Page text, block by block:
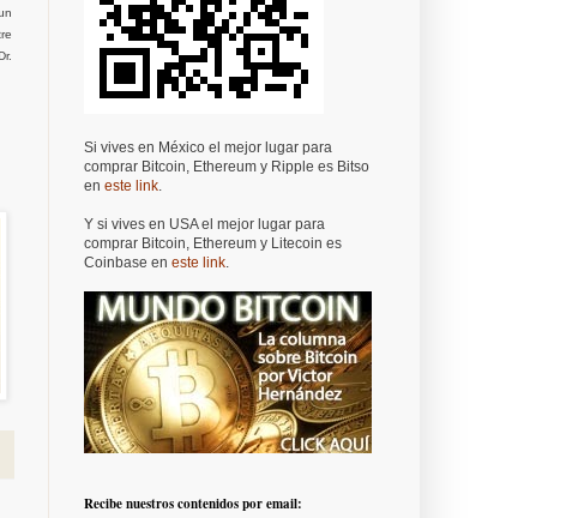
Si vives en México el mejor lugar para
comprar Bitcoin, Ethereum y Ripple es Bitso
en este link.
Y si vives en USA el mejor lugar para
comprar Bitcoin, Ethereum y Litecoin es
Coinbase en este link.
Recibe nuestros contenidos por email: